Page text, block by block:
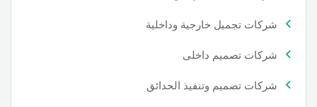
شركات تجميل خارجية وداخلية
شركات تصميم داخلى
شركات تصميم وتنفيذ الحدائق